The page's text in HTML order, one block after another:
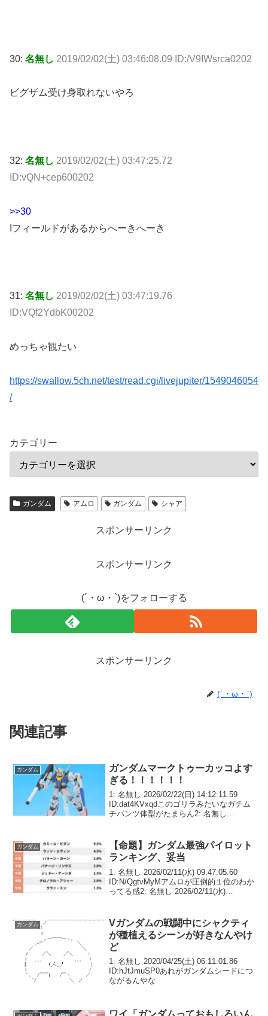
30: 名無し 2019/02/02(土) 03:46:08.09 ID:/V9IWsrca0202
ビグザム受け身取れないやろ
32: 名無し 2019/02/02(土) 03:47:25.72
ID:vQN+cep600202
>>30
Iフィールドがあるからへーきへーき
31: 名無し 2019/02/02(土) 03:47:19.76
ID:VQf2YdbK00202
めっちゃ観たい
https://swallow.5ch.net/test/read.cgi/livejupiter/1549046054
/
カテゴリー
ガンダム アムロ ガンダム シャア
スポンサーリンク
スポンサーリンク
(´・ω・`)をフォローする
スポンサーリンク
(´・ω・`)
関連記事
ガンダム
ガンダムマークトゥーカッコよす
ぎる！！！！！！
1: 名無し 2026/02/22(日) 14:12:11.59
ID:dat4KVxqdこのゴリラみたいなガチム
チパンツ体型がたまらん2: 名無し
ガンダム
【命題】ガンダム最強パイロット
ランキング、妥当
1: 名無し 2026/02/11(水) 09:47:05.60
ID:N/QgtvMyMアムロが圧倒的１位のわか
ってる感2: 名無し 2026/02/11(水)
ガンダム
Vガンダムの戦闘中にシャクティ
が種植えるシーンが好きなんやけ
ど
1: 名無し 2020/04/25(土) 06:11:01.86
ID:hJtJmuSP0あれがガンダムシードにつ
ながるんやな